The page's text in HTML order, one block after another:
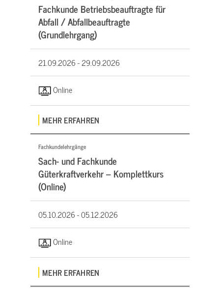
Fachkunde Betriebsbeauftragte für
Abfall / Abfallbeauftragte
(Grundlehrgang)
21.09.2026 -29.09.2026
Online
MEHR ERFAHREN
Fachkundelehrgänge
Sach- und Fachkunde
Güterkraftverkehr – Komplettkurs
(Online)
05.10.2026 -05.12.2026
Online
MEHR ERFAHREN